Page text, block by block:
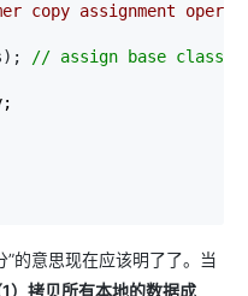
copy assignment
// assign base class
的意思现在应该明了了。当
1）拷贝所有本地的数据成